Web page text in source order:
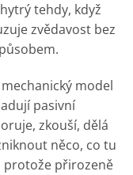
tehdy, když
zvědavost bez
model
pasivní
zkouší, dělá
něco, co tu
protože přirozeně